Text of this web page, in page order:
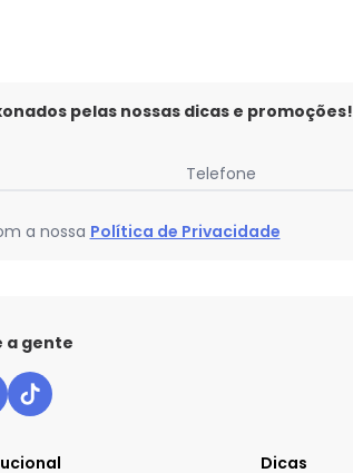
pelas nossas dicas e promoções!
Telefone
a nossa Política de Privacidade
a gente
Dicas